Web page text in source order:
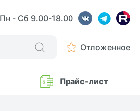
Пн - Сб 9.00-18.00
Отложенное
Прайс-лист